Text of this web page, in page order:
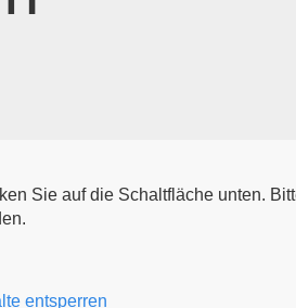
Sie auf die Schaltfläche unten.
entsperren